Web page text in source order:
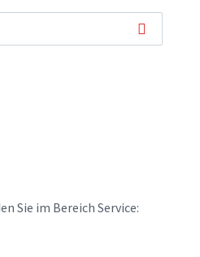
Sie im Bereich Service: